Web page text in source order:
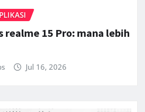
realme 15 Pro: mana lebih
Jul 16, 2026